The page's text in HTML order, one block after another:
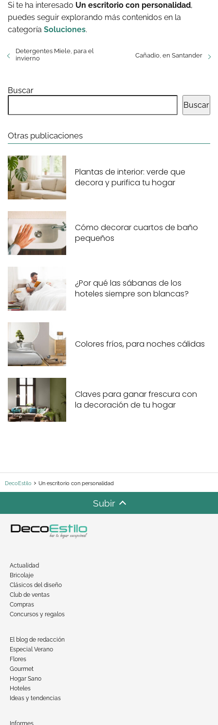
Si te ha interesado Un escritorio con personalidad,
puedes seguir explorando más contenidos en la
categoría Soluciones.
Detergentes Miele, para el
invierno
Cañadio, en Santander
Buscar
Buscar
Otras publicaciones
Plantas de interior: verde que
decora y purifica tu hogar
Cómo decorar cuartos de baño
pequeños
¿Por qué las sábanas de los
hoteles siempre son blancas?
Colores fríos, para noches cálidas
Claves para ganar frescura con
la decoración de tu hogar
DecoEstilo Un escritorio con personalidad
Subir
Actualidad
Bricolaje
Clásicos del diseño
Club de ventas
Compras
Concursos y regalos
El blog de redacción
Especial Verano
Flores
Gourmet
Hogar Sano
Hoteles
Ideas y tendencias